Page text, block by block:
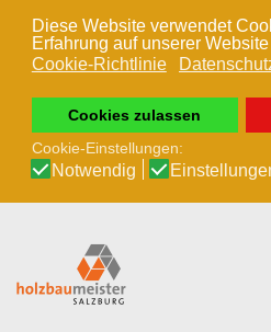
Diese Website verwendet
Erfahrung auf unserer
Cookie-Richtlinie
Cookies zulassen
Cookie-Einstellungen:
Notwendig
Zum Hauptinhalt